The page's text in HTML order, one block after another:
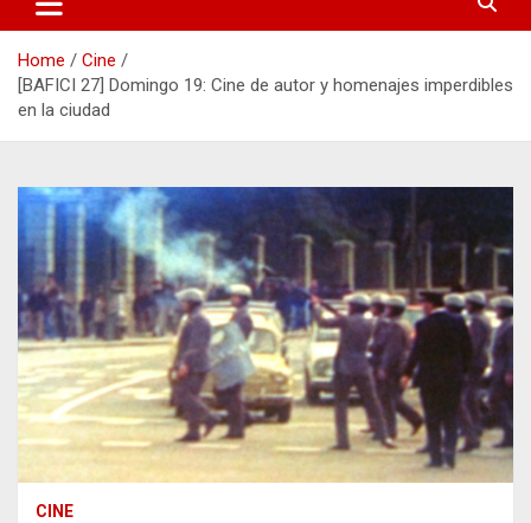
Home
Cine
[BAFICI 27] Domingo 19: Cine de autor y homenajes imperdibles
en la ciudad
CINE